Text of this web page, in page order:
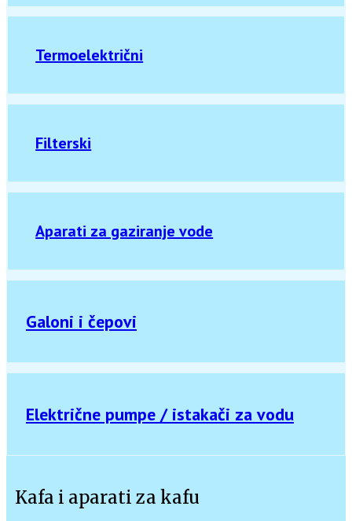
Termoelektrični
Filterski
Aparati za gaziranje vode
Galoni i čepovi
Električne pumpe / istakači za vodu
Kafa i aparati za kafu